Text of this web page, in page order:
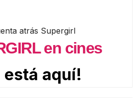
en cines
está aquí!